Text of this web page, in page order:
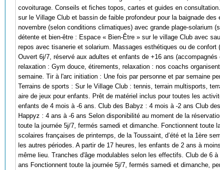
covoiturage. Conseils et fiches topos, cartes et guides en
sur le Village Club et bassin de faible profondeur pour la baignade
novembre (selon conditions climatiques) avec grande plage-solarium
détente et bien-être : Espace « Bien-Être » sur le village Club avec
repos avec tisanerie et solarium. Massages esthétiques ou de confort
Ouvert 6j/7, réservé aux adultes et enfants de +16 ans (accompagnés
relaxation : Gym douce, étirements, relaxation : nos coachs
semaine. Tir à l'arc initiation : Une fois par personne et par semaine
Terrains de sports : Sur le Village Club : tennis, terrain multisports,
aire de jeux pour enfants. Prêt de matériel inclus pour toutes les
enfants de 4 mois à -6 ans. Club des Babyz : 4 mois à -2 ans Club
Happyz : 4 ans à -6 ans Selon disponibilité au moment de la
toute la journée 5j/7, fermés samedi et dimanche. Fonctionnent toute
scolaires françaises de printemps, de la Toussaint, d’été et la 1ère
les autres périodes. A partir de 17 heures, les enfants de 2 ans à
même lieu. Tranches d'âge modulables selon les effectifs. Club de 6
ans Fonctionnent toute la journée 5j/7, fermés samedi et dimanche,